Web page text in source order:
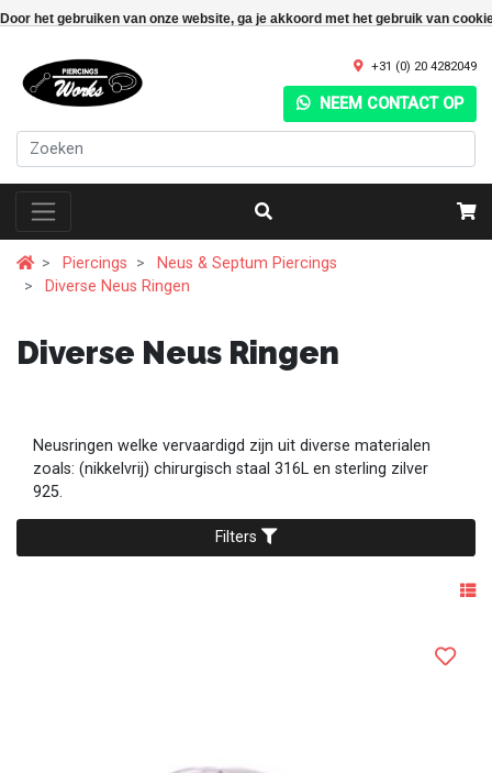
Door het gebruiken van onze website, ga je akkoord met het gebruik van
+31 (0) 20 4282049
NEEM CONTACT OP
Piercings
Neus & Septum Piercings
Diverse Neus Ringen
Diverse Neus Ringen
Neusringen welke vervaardigd zijn uit diverse materialen
zoals: (nikkelvrij) chirurgisch staal 316L en sterling zilver
925.
Filters